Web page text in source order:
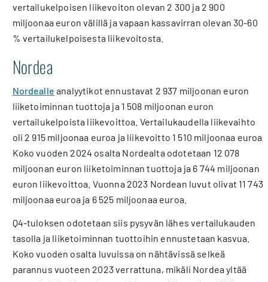
vertailukelpoisen liikevoiton olevan 2 300 ja 2 900
miljoonaa euron välillä ja vapaan kassavirran olevan 30-60
% vertailukelpoisesta liikevoitosta.
Nordea
Nordealle analyytikot ennustavat 2 937 miljoonan euron
liiketoiminnan tuottoja ja 1 508 miljoonan euron
vertailukelpoista liikevoittoa. Vertailukaudella liikevaihto
oli 2 915 miljoonaa euroa ja liikevoitto 1 510 miljoonaa euroa.
Koko vuoden 2024 osalta Nordealta odotetaan 12 078
miljoonan euron liiketoiminnan tuottoja ja 6 744 miljoonan
euron liikevoittoa. Vuonna 2023 Nordean luvut olivat 11 743
miljoonaa euroa ja 6 525 miljoonaa euroa.
Q4-tuloksen odotetaan siis pysyvän lähes vertailukauden
tasolla ja liiketoiminnan tuottoihin ennustetaan kasvua.
Koko vuoden osalta luvuissa on nähtävissä selkeä
parannus vuoteen 2023 verrattuna, mikäli Nordea yltää